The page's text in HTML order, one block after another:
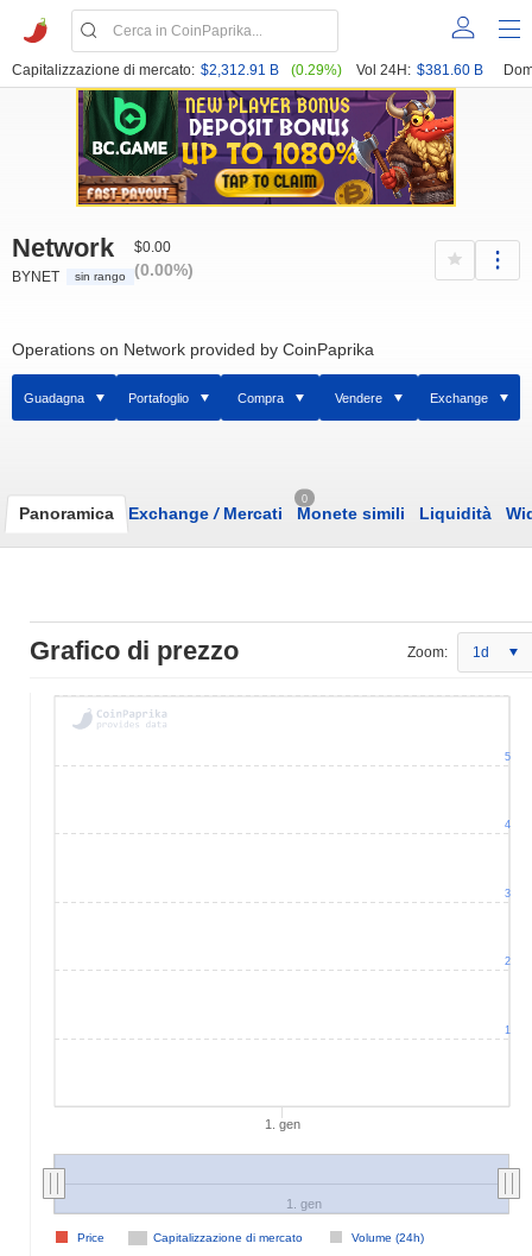
Capitalizzazione di mercato: $2,312.91 B (0.29%) Vol 24H: $381.60 B
Network
BYNET sin rango
$0.00
(0.00%)
Operations on Network provided by CoinPaprika
Guadagna Portafoglio Compra Vendere Exchange
Panoramica Exchange /Mercati
0
Monete simili Liquidità
Grafico di prezzo Zoom: 1d
1. gen
Capitalizzazione di mercato Volume (24h)
Price
1. gen
1
2
3
4
5